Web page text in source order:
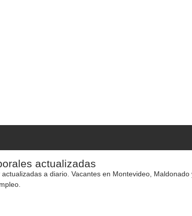
actualizadas
a diario. Vacantes en Montevideo,